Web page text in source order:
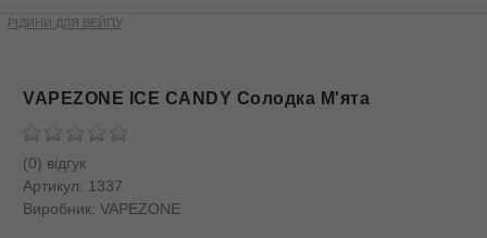
РІДИНИ ДЛЯ ВЕЙПУ
VAPEZONE ICE CANDY Солодка М'ята
(0) відгук
Артикул: 1337
Виробник: VAPEZONE